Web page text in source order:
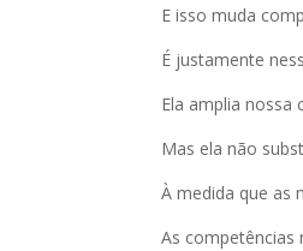
E isso muda
É justamente
Ela amplia nossa
Mas ela não
À medida que as
As competências